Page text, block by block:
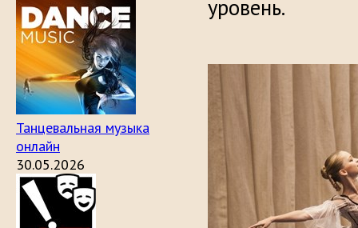
Танцевальная музыка
онлайн
30.05.2026
уровень.